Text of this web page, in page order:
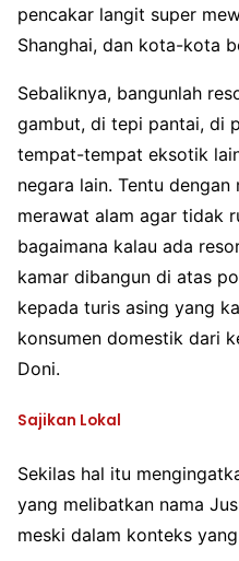
pencakar langit super
Shanghai, dan kota-kota
Sebaliknya, bangunlah
gambut, di tepi pantai, di
tempat-tempat eksotik
negara lain. Tentu
merawat alam agar tidak
bagaimana kalau ada
kamar dibangun di atas
kepada turis asing yang
konsumen domestik dari
Doni.
Sajikan Lokal
Sekilas hal itu
yang melibatkan nama
meski dalam konteks